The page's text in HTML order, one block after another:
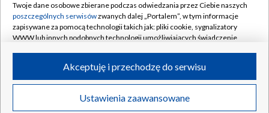
Rada Programowa
System NOS
Informacje o nadawcy
Program dla prasy
Ogłoszenie przetargowe
Kontakt
Kanały
©2026 Telewizja Polska S.A. w likwidacji
Twoje dane osobowe zbierane podczas odwiedzania przez Ciebie naszych
poszczególnych serwisówzwanych dalej „Portalem”, w tym informacje
zapisywane za pomocą technologii takich jak: pliki cookie, sygnalizatory
WWW lub innych podobnych technologii umożliwiających świadczenie
ruchu w Internecie.
Twoje dane osobowe zbierane podczas odwiedzania przez Ciebie
poszczególnych serwisówna Portalu, takie jak adresy IP, identyfikatory
Ustawienia zaawansowane
Akceptuję i przechodzę do serwisu